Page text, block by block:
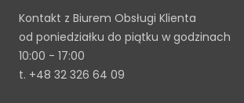
Kontakt z Biurem Obsługi Klienta
od poniedziałku do piątku w godzinach
10:00 - 17:00
t. +48 32 326 64 09